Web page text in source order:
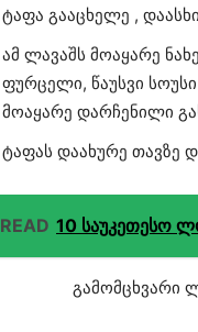
ტაფა გააცხელე ,
ამ ლავაშს მოაყარე
ფურცელი, წაუსვი
მოაყარე დარჩენილი
ტაფას დაახურე თავზე
READ 10 საუკეთესო